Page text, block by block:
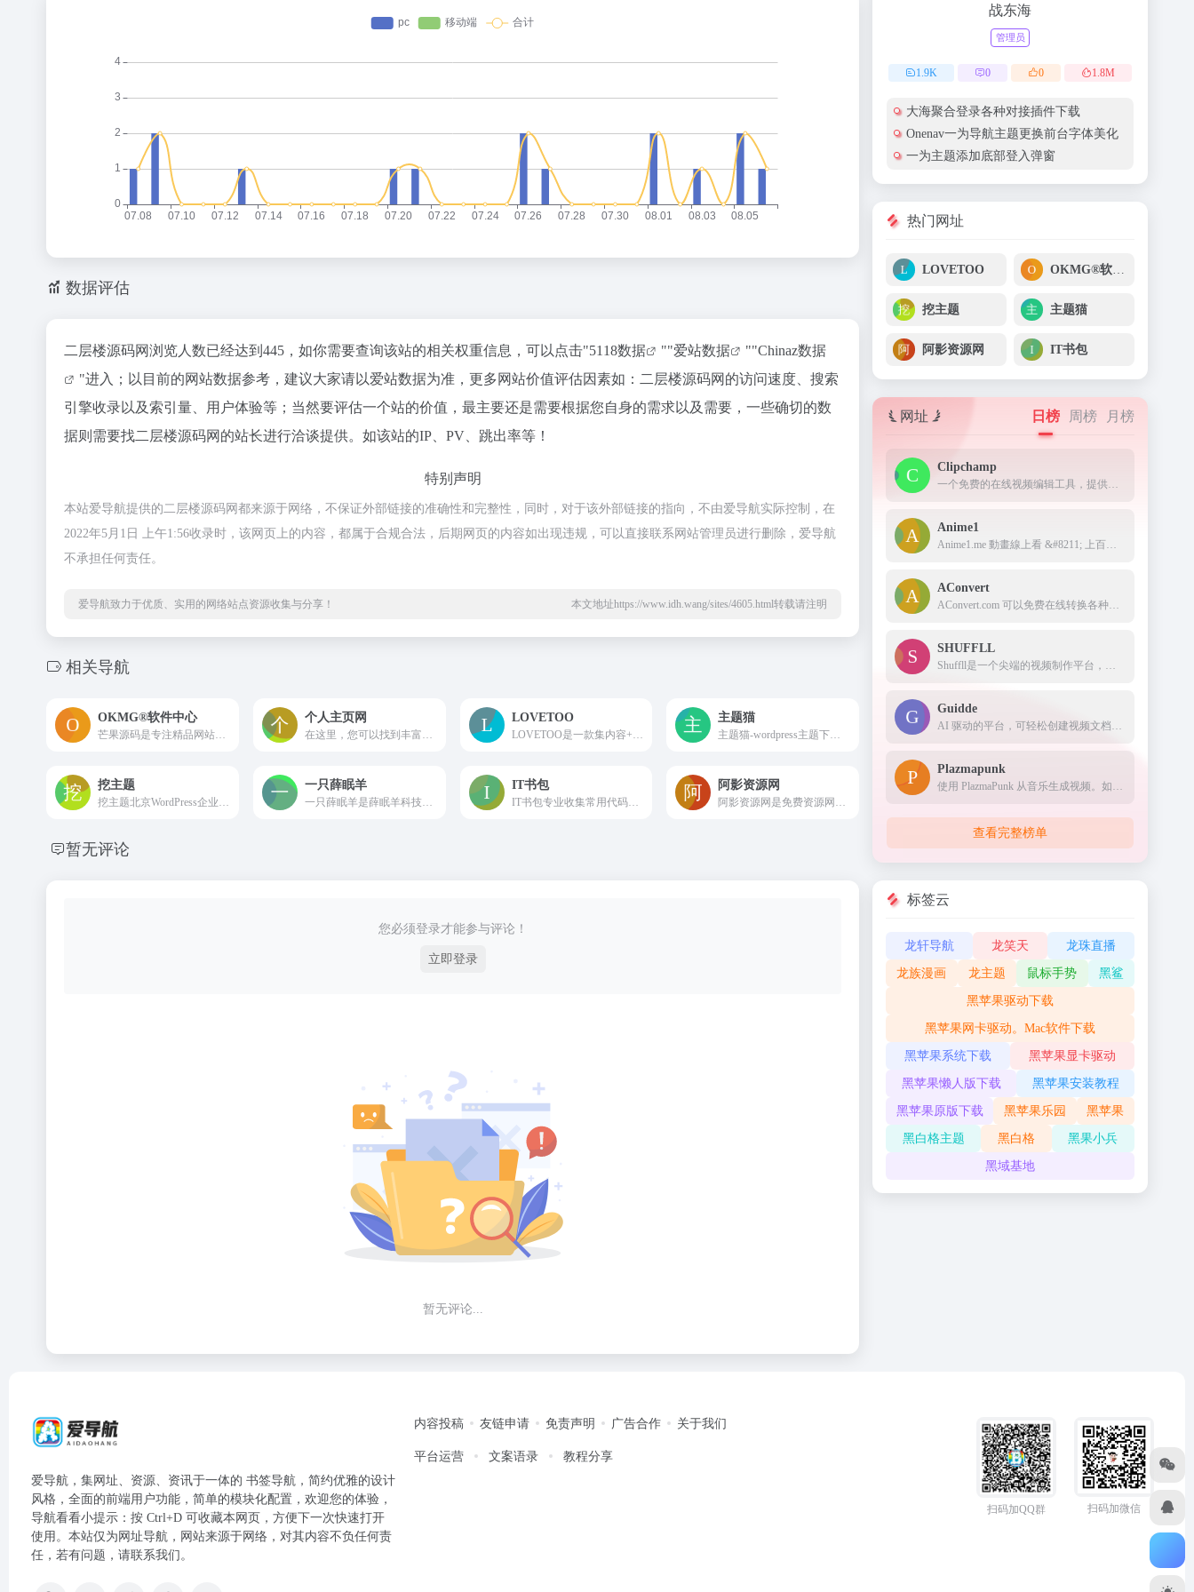
数据评估
二层楼源码网浏览人数已经达到445，如你需要查询该站的相关权重信息，可以点击"5118数据 ""爱站数据 ""Chinaz数据
"进入；以目前的网站数据参考，建议大家请以爱站数据为准，更多网站价值评估因素如：二层楼源码网的访问速度、搜索
引擎收录以及索引量、用户体验等；当然要评估一个站的价值，最主要还是需要根据您自身的需求以及需要，一些确切的数
据则需要找二层楼源码网的站长进行洽谈提供。如该站的IP、PV、跳出率等！
特别声明
本站爱导航提供的二层楼源码网都来源于网络，不保证外部链接的准确性和完整性，同时，对于该外部链接的指向，不由爱导航实际控制，在
2022年5月1日 上午1:56收录时，该网页上的内容，都属于合规合法，后期网页的内容如出现违规，可以直接联系网站管理员进行删除，爱导航
不承担任何责任。
爱导航致力于优质、实用的网络站点资源收集与分享！ 本文地址https://www.idh.wang/sites/4605.html转载请注明
相关导航
OKMG®软件中心 个人主页网 LOVETOO 主题猫
挖主题 一只薛眠羊 IT书包
IT书包专业收集常用代码、jquery插件、js特效以及wap模板。
阿影资源网
暂无评论
您必须登录才能参与评论！
立即登录
暂无评论...
战东海
管理员
1.9K 0 0 1.8M
大海聚合登录各种对接插件下载
Onenav一为导航主题更换前台字体美化
一为主题添加底部登入弹窗
热门网址
LOVETOO
挖主题 主题猫
阿影资源网 IT书包
网址 日榜 周榜 月榜
Clipchamp
一个免费的在线视频编辑工具，提供了一些 AI 功能来改进视频编辑过程。
Anime1
Anime1.me 動畫線上看 &#8211; 上百部動漫免費線上看！
AConvert
AConvert.com 可以免费在线转换各种文档、电子书、图像、图标、视频、音频和存档文件。
SHUFFLL
Shuffll是一个尖端的视频制作平台，它使用人工智能技术来简化创作过程。我们的平台使企业能够在使用传统方法所需的一小部分时间内轻松创建高质量、个性化的视频内容。
Guidde
AI 驱动的平台，可轻松创建视频文档和指南
Plazmapunk
使用 PlazmaPunk 从音乐生成视频。如果需要，您可以为视频提供主题。只需上传您的音乐文件或当场录制并生成视频。如果需要，您现在可以调整、扩展或完全更改样式描述。
查看完整榜单
标签云
龙轩导航 龙笑天 龙珠直播
龙族漫画 龙主题 鼠标手势 黑鲨
黑苹果驱动下载
黑苹果网卡驱动。Mac软件下载
黑苹果系统下载 黑苹果显卡驱动
黑苹果懒人版下载 黑苹果安装教程
黑苹果原版下载 黑苹果乐园 黑苹果
黑白格主题 黑白格 黑果小兵
黑域基地
爱导航，集网址、资源、资讯于一体的 书签导航，简约优雅的设计
风格，全面的前端用户功能，简单的模块化配置，欢迎您的体验，
导航看看小提示：按 Ctrl+D 可收藏本网页，方便下一次快速打开
使用。本站仅为网址导航，网站来源于网络，对其内容不负任何责
任，若有问题，请联系我们。
内容投稿 友链申请 免责声明 广告合作 关于我们
平台运营 文案语录 教程分享
扫码加QQ群 扫码加微信